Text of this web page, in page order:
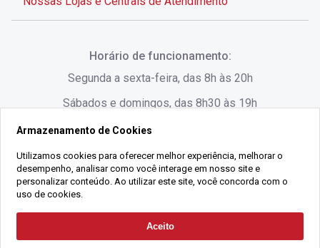
Solicitar Contato
Rua Lauro Linhares, 1080 - Trindade, Florianópolis -
SC
(48) 3220-1045
Alameda César Nascimento, 549, Salas 1, 2 e 3 -
Horário de funcionamento:
Segunda a sexta-feira, das 8h às 20h
Sábados e domingos, das 8h30 às 19h
2021 Copyright - Gralha Imóveis CRECI 008060/O - Todos os direitos
Armazenamento de Cookies
Utilizamos cookies para oferecer melhor experiência, melhorar o
desempenho, analisar como você interage em nosso site e
personalizar conteúdo. Ao utilizar este site, você concorda com o
uso de cookies.
Aceito